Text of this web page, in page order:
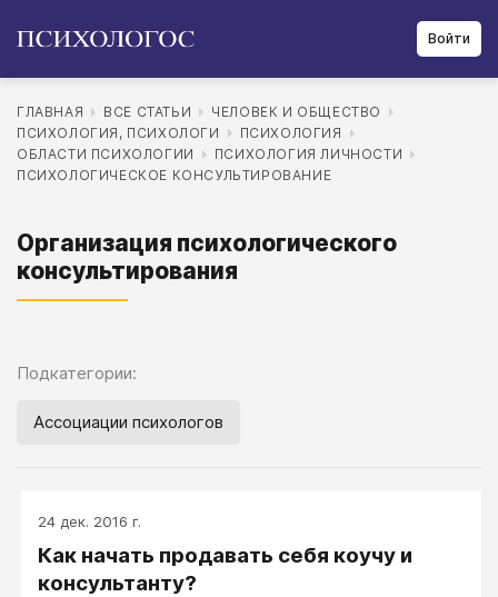
Войти
ГЛАВНАЯ ВСЕ СТАТЬИ
ЧЕЛОВЕК И ОБЩЕСТВО
ПСИХОЛОГИЯ, ПСИХОЛОГИ
ПСИХОЛОГИЯ
ОБЛАСТИ ПСИХОЛОГИИ
ПСИХОЛОГИЯ ЛИЧНОСТИ
ПСИХОЛОГИЧЕСКОЕ КОНСУЛЬТИРОВАНИЕ
Организация психологического
консультирования
Подкатегории:
Ассоциации психологов
24 дек. 2016 г.
Как начать продавать себя коучу и
консультанту?